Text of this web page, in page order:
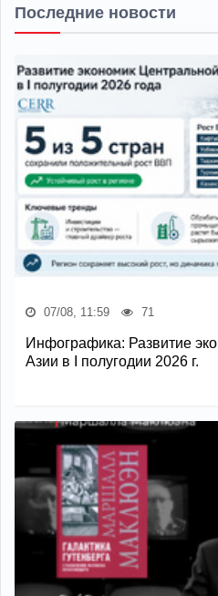
Последние новости
07/08, 11:59 71
Инфографика: Развитие
Азии в I полугодии 2026 г.